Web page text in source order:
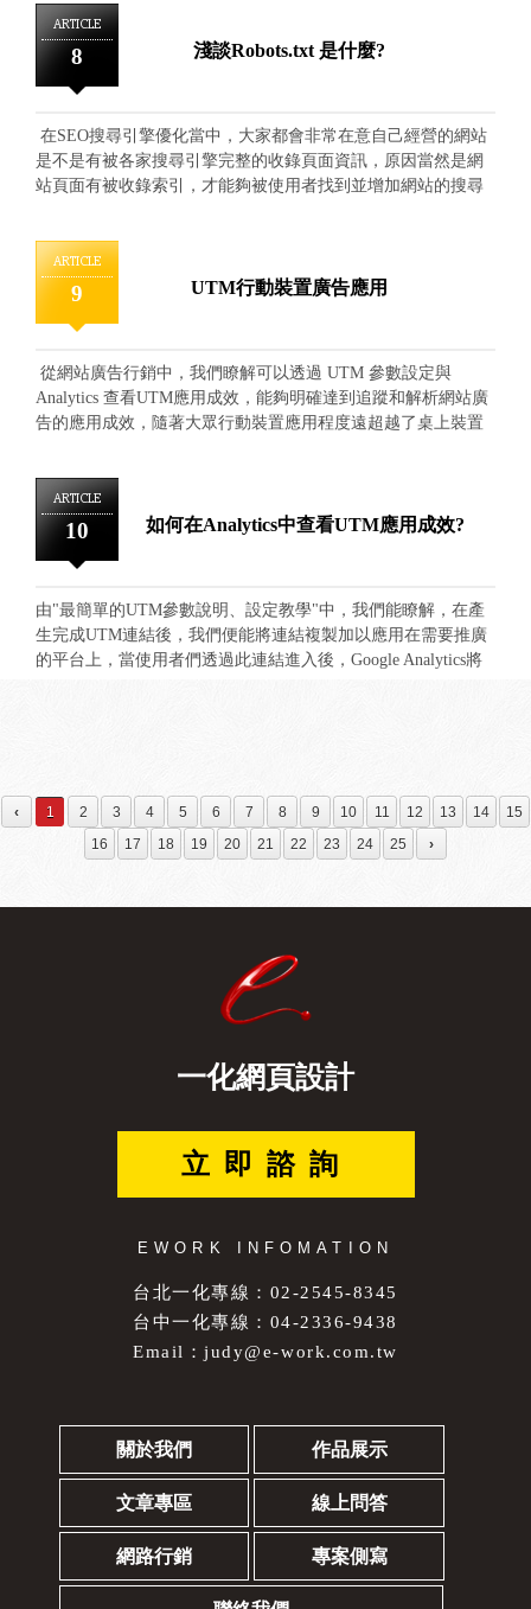
1. ＜meta name=”robots" content=”noindex"＞ 不要檢索、不要索
引，等同 Robots.txt 應用 2. ＜meta name=”robots"
name=”robots" content=”index"＞ 需要檢索、需要索引，等同於
robots 進行"索引"的排除，這時相信大家將會些疑惑，
Robots.txt不就能達到不檢查、不收錄的效果了，為什麼還需要
meta robots 進行"索引"的排除呢?這部分主要原因就是 Robots.txt
會使尋引擎直接在不檢查這個步驟中就會忽略相關的內容，甚
尋引擎先進行"檢查"也仍然會將內容視為網站的一部份，但不
要收藏提供使用者搜尋，所以這部分差異也會引響網站的總體
完整性，因此在非必要的情況下，並不建議使用 Robots.txt的使
搜詢需求上，卻相較無查閱內容，因此減少相關的頁面檢索能
夠提升搜尋引擎對網站內容的精確性。 瞭解了Robots.txt的應
一個名稱為：Robots 的 .txt 檔案，在檔案內容中設定需要排除
檢索檢索的頁面檔案與路徑。 以下為常見的設定規則：
1.User-agent：宣告設定規則對那些搜尋引擎爬蟲有效，可能
是：Google、Yahoo、Bing、Baidu等...另外*號代表全部搜尋引
擎適用。(必要宣告規則) 2.Disallow：用來指定不需要被檢索
擇性宣告規則) 3.Allow：用來指定可以被檢索的目錄或檔案，
需注意檔案路徑的完整明確性。(與 Disallow 為選擇性宣告規
則，且 Allow 可以與 Disallow 同時應用，但 Allow 的優先權大
於 Disallow) 4.Sitemap：指定網站內的 sitemap 檔案存放位
網站不要被所有收尋引擎爬蟲檢索 User-agent: * (適用所有搜
尋引擎爬蟲) Disallow: / (Disallow用來指定不需要被檢索的資
訊，/代表全站根目錄) 使用範例二：只允許特定搜尋引擎爬
搜尋引擎爬蟲) Allow:/classA/pageA.html (Allow用來指定需要
被檢索的資訊) User-agent: * (因為先宣告了 Google 可以
Disallo:/classA/pageA.html ( Disallow 用來指定不需要被檢索的
定檔案類型 User-agent: Bingbot (適用 Bingbot 搜尋引擎爬蟲)
Disallow: /*.htm$ (不論檔案名稱與參數值，只要是.htm皆不檢
索)
ARTICLE
8 淺談Robots.txt 是什麼?
在SEO搜尋引擎優化當中，大家都會非常在意自己經營的網站
是不是有被各家搜尋引擎完整的收錄頁面資訊，原因當然是網
站頁面有被收錄索引，才能夠被使用者找到並增加網站的搜尋
頁面等...，這些網站內容並不全然適合被搜尋引擎收錄、並提
供搜尋呈現給外在搜尋者查看。 因此瞭解搜尋引擎的運作原
網頁資訊收錄，而網頁站台在長期經營的同時，難以避免會有
些頁面"不需要被搜尋引擎檢索與索引"，因此管理人員們便能
透過提交 Robots.txt 這個檔案，將無須收錄的頁面資訊載明提出
給搜尋引擎檢索參照，便能明確的有效排除無須收錄的網站頁
面。
ARTICLE
9 UTM行動裝置廣告應用
從網站廣告行銷中，我們瞭解可以透過 UTM 參數設定與
Analytics 查看UTM應用成效，能夠明確達到追蹤和解析網站廣
告的應用成效，隨著大眾行動裝置應用程度遠超越了桌上裝置
有了專屬的"Google Play URL Builder"、"iOS Campaign Tracking
URL Builder"延伸。 以 Android Google Play URL Builder 為
為不同的地方是在Ad Network需要選擇不同廣告平台的選項進
行對應追蹤。 在填寫 UTM 參數 時，同樣需要注意 ※字與
字的間距，盡量使用 _ 或 + 號 ，勿使用空白與特殊符號，因為
網址在編譯產生的過程，空白與特殊符號將會以網址用法代碼
額外編入，造成網址過為冗長。 ※如果需要使用同個活動多
ARTICLE
10 如何在Analytics中查看UTM應用成效?
由"最簡單的UTM參數說明、設定教學"中，我們能瞭解，在產
生完成UTM連結後，我們便能將連結複製加以應用在需要推廣
的平台上，當使用者們透過此連結進入後，Google Analytics將
們能在廣告活動欄位中看見活動名稱：Brand_Promotion 進
一步我們能夠經由"來源與媒介"更清楚的知道造訪者的相關資
訊，達到分析與瞭解的目的
‹ 1 2 3 4 5 6 7 8 9 10 11 12 13 14
15
16
17 18 19 20 21 22 23 24 25 ›
一化網頁設計
立即諮詢
EWORK INFOMATION
台北一化專線：02-2545-8345
台中一化專線：04-2336-9438
Email：judy@e-work.com.tw
關於我們 作品展示
文章專區 線上問答
網路行銷 專案側寫